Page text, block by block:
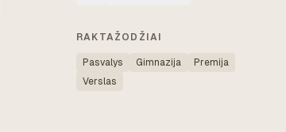
RAKTAŽODŽIAI
Pasvalys Gimnazija
Premija
Verslas